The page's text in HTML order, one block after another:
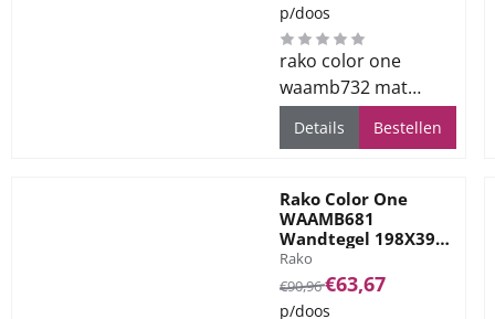
p/doos
rako color one
waamb732 mat
zwart 19.8x39.8cm.
Levertijd ca. 2 weken.
Details Bestellen
Rako Color One
WAAMB681
Wandtegel 198X398
Dark Brown 7mm
Mat
Merk:
Rako
Van 90,96 voor 63,67
€90,96€63,67
p/doos